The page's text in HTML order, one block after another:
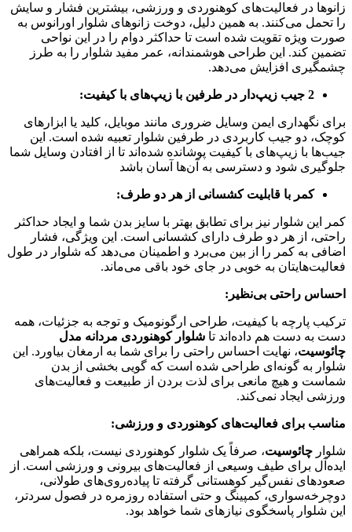
زانوها در فعالیت‌های کوهنوردی و ورزشی، بیشترین فشار و سایش
را تحمل می‌کنند. به همین دلیل، دوخت زانوهای شلوار اورانوس به
صورت ویژه تقویت شده است تا حداکثر دوام را در این نواحی
تضمین کند. این طراحی هوشمندانه، عمر مفید شلوار را به طرز
چشمگیری افزایش می‌دهد.
2 جیب زیپ‌دار در طرفین با زیپ‌های با کیفیت:
برای نگهداری ایمن وسایل ضروری مانند موبایل، کلید یا ابزارهای
کوچک، دو جیب کاربردی در طرفین شلوار تعبیه شده است. این
جیب‌ها با زیپ‌های با کیفیت پوشانده شده‌اند تا از افتادن وسایل شما
جلوگیری شود و دسترسی به آن‌ها آسان باشد
کمر با قابلیت کشسانی از هر دو طرف:
کمر این شلوار نیز برای تطابق بهتر با سایز بدن شما و ایجاد حداکثر
راحتی، از هر دو طرف دارای کشسانی است. این ویژگی، فشار
اضافی به کمر را از بین می‌برد و اطمینان می‌دهد که شلوار در طول
فعالیت‌هایتان به خوبی در جای خود باقی می‌ماند.
احساس راحتی بی‌نظیر:
ترکیب پارچه با کیفیت، طراحی ارگونومیک و توجه به جزئیات، همه
دست به دست هم داده‌اند تا شلوار کوهنوردی مردانه مدل
چائوسیت، نهایت احساس راحتی را برای شما به ارمغان بیاورد. این
شلوار به گونه‌ای طراحی شده است که گویی بخشی از بدن
شماست و هیچ مانعی برای لذت بردن از طبیعت و فعالیت‌های
ورزشی ایجاد نمی‌کند.
مناسب برای فعالیت‌های کوهنوردی و ورزشی:
شلوار چائوسیت، صرفاً یک شلوار کوهنوردی نیست، بلکه همراهی
ایده‌آل برای طیف وسیعی از فعالیت‌های بیرونی و ورزشی است. از
صعودهای نفس‌گیر کوهستانی گرفته تا پیاده‌روی‌های طولانی،
دوچرخه‌سواری، کمپینگ و حتی استفاده روزمره در فصول سردتر،
این شلوار پاسخگوی نیازهای شما خواهد بود.